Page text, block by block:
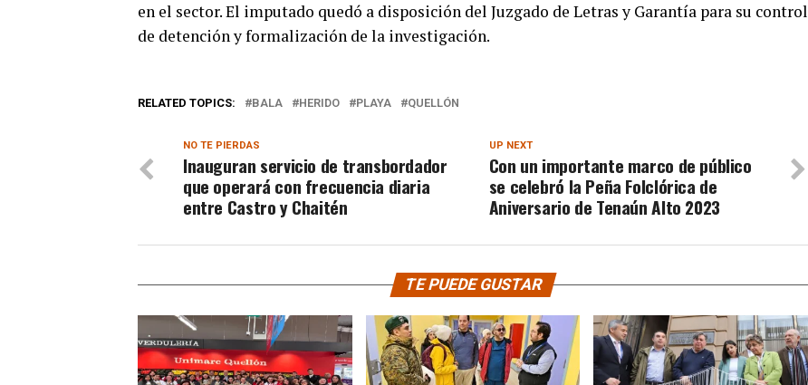
en el sector. El imputado quedó a disposición del Juzgado de Letras y Garantía para su control
de detención y formalización de la investigación.
RELATED TOPICS: BALA HERIDO PLAYA QUELLÓN
UP NEXT
Con un importante marco de público
se celebró la Peña Folclórica de
Aniversario de Tenaún Alto 2023
NO TE PIERDAS
Inauguran servicio de transbordador
que operará con frecuencia diaria
entre Castro y Chaitén
TE PUEDE GUSTAR